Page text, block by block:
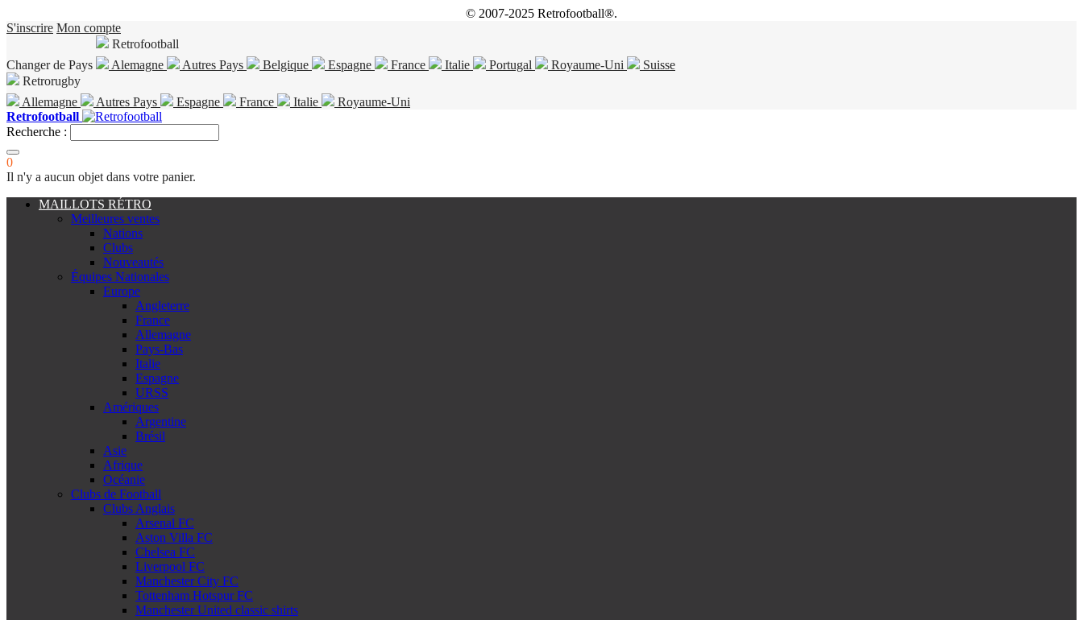
© 2007-2025 Retrofootball®.
S'inscrire Mon compte
Changer de Pays
Retrofootball
Alemagne
Autres Pays Belgique Espagne France Italie Portugal Royaume-Uni
Suisse
Retrorugby
Allemagne
Autres Pays Espagne France Italie
Royaume-Uni
Retrofootball
Recherche :
0
Il n'y a aucun objet dans votre panier.
MAILLOTS RÉTRO
Meilleures ventes
Nations
Clubs
Nouveautés
Équipes Nationales
Europe
Angleterre
France
Allemagne
Pays-Bas
Italie
Espagne
URSS
Amériques
Argentine
Brésil
Asie
Afrique
Océanie
Clubs de Football
Clubs Anglais
Arsenal FC
Aston Villa FC
Chelsea FC
Liverpool FC
Manchester City FC
Tottenham Hotspur FC
Manchester United classic shirts